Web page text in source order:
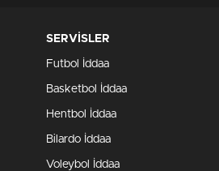
SERVİSLER
Futbol İddaa
Basketbol İddaa
Hentbol İddaa
Bilardo İddaa
Voleybol İddaa